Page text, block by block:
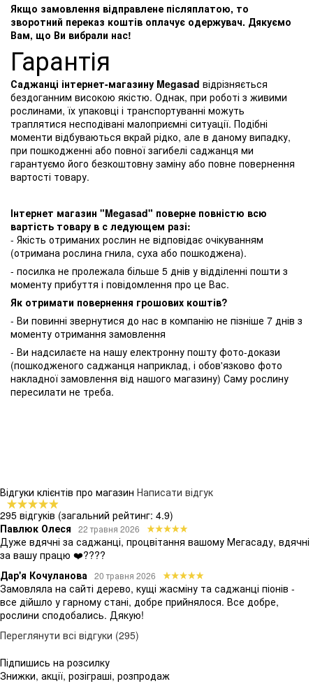
Якщо замовлення відправлене післяплатою, то
зворотний переказ коштів оплачує одержувач. Дякуємо
Вам, що Ви вибрали нас!
Гарантія
Саджанці інтернет-магазину Megasad відрізняється
бездоганним високою якістю. Однак, при роботі з живими
рослинами, їх упаковці і транспортуванні можуть
траплятися несподівані малоприємні ситуації. Подібні
моменти відбуваються вкрай рідко, але в даному випадку,
при пошкодженні або повної загибелі саджанця ми
гарантуємо його безкоштовну заміну або повне повернення
вартості товару.
Інтернет магазин "Megasad" поверне повністю всю
вартість товару в с ледующем разі:
- Якість отриманих рослин не відповідає очікуванням
(отримана рослина гнила, суха або пошкоджена).
- посилка не пролежала більше 5 днів у відділенні пошти з
моменту прибуття і повідомлення про це Вас.
Як отримати повернення грошових коштів?
- Ви повинні звернутися до нас в компанію не пізніше 7 днів з
моменту отримання замовлення
- Ви надсилаєте на нашу електронну пошту фото-докази
(пошкодженого саджанця наприклад, і обов'язково фото
накладної замовлення від нашого магазину) Саму рослину
пересилати не треба.
Відгуки клієнтів про магазин Написати відгук
295 відгуків (загальний рейтинг: 4.9)
Павлюк Олеся
22 травня 2026
Дуже вдячні за саджанці, процвітання вашому Мегасаду, вдячні
за вашу працю ❤️????
Дар'я Кочуланова
20 травня 2026
Замовляла на сайті дерево, кущі жасміну та саджанці піонів -
все дійшло у гарному стані, добре прийнялося. Все добре,
рослини сподобались. Дякую!
Переглянути всі відгуки (295)
Підпишись на розсилку
Знижки, акції, розіграші, розпродаж